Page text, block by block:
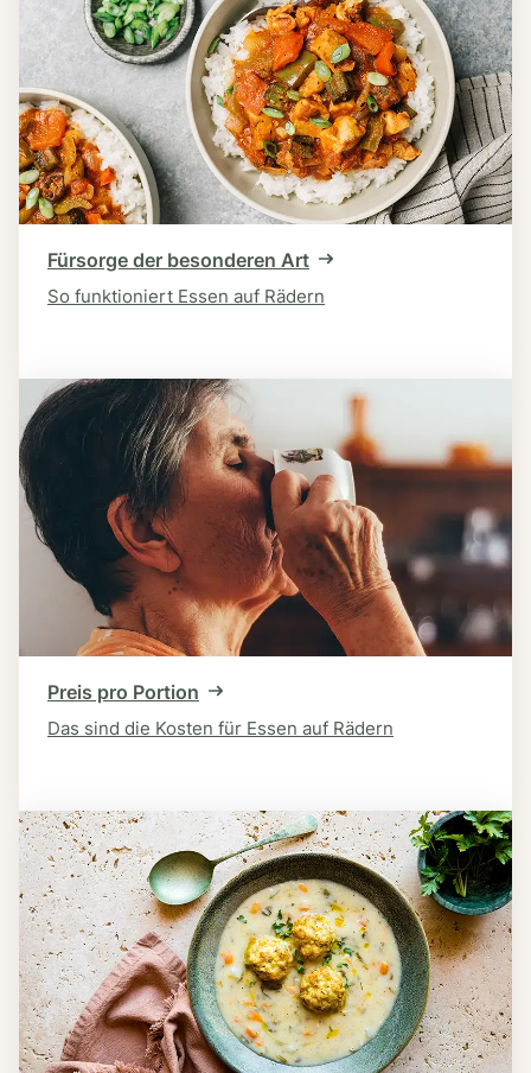
Fürsorge der besonderen Art
So funktioniert Essen auf Rädern
Preis pro Portion
Das sind die Kosten für Essen auf Rädern